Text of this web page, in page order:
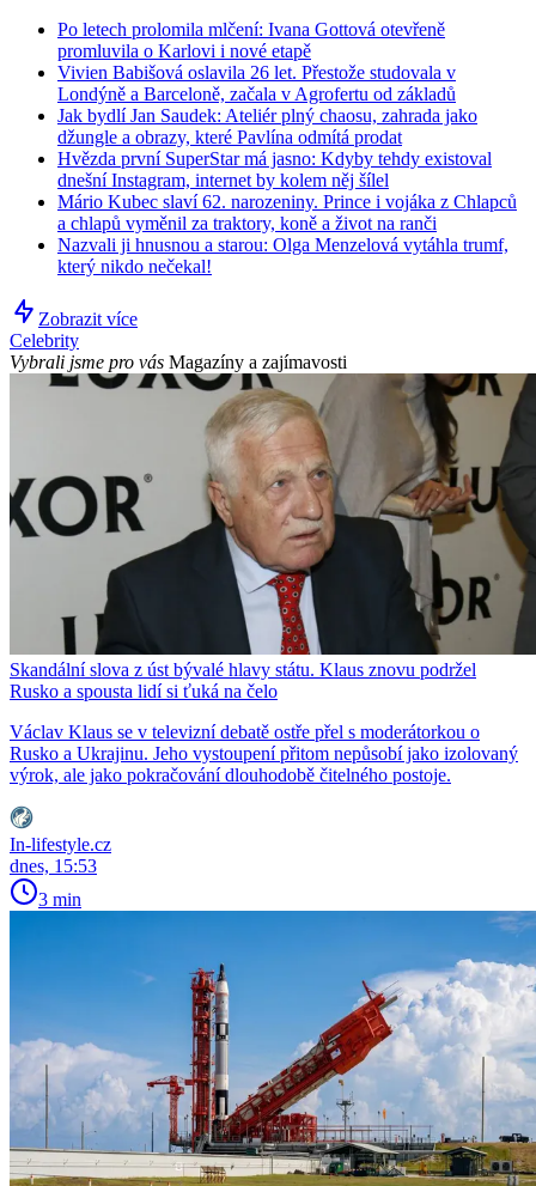
Po letech prolomila mlčení: Ivana Gottová otevřeně
promluvila o Karlovi i nové etapě
Vivien Babišová oslavila 26 let. Přestože studovala v
Londýně a Barceloně, začala v Agrofertu od základů
Jak bydlí Jan Saudek: Ateliér plný chaosu, zahrada jako
džungle a obrazy, které Pavlína odmítá prodat
Hvězda první SuperStar má jasno: Kdyby tehdy existoval
dnešní Instagram, internet by kolem něj šílel
Mário Kubec slaví 62. narozeniny. Prince i vojáka z Chlapců
a chlapů vyměnil za traktory, koně a život na ranči
Nazvali ji hnusnou a starou: Olga Menzelová vytáhla trumf,
který nikdo nečekal!
Zobrazit více
Celebrity
Vybrali jsme pro vás Magazíny a zajímavosti
Skandální slova z úst bývalé hlavy státu. Klaus znovu podržel
Rusko a spousta lidí si ťuká na čelo
Václav Klaus se v televizní debatě ostře přel s moderátorkou o
Rusko a Ukrajinu. Jeho vystoupení přitom nepůsobí jako izolovaný
výrok, ale jako pokračování dlouhodobě čitelného postoje.
In-lifestyle.cz
dnes, 15:53
3 min